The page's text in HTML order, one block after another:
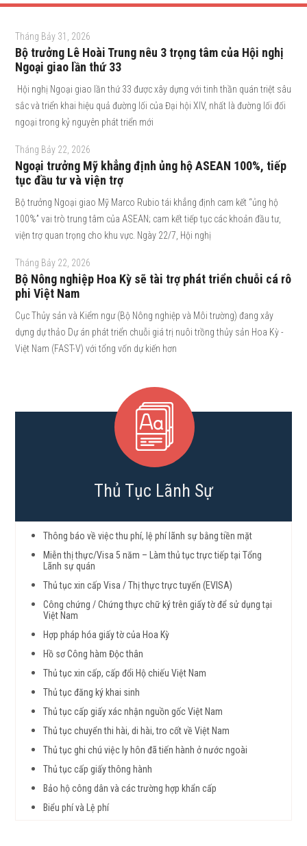
Tháng Bảy 31, 2026
Bộ trưởng Lê Hoài Trung nêu 3 trọng tâm của Hội nghị
Ngoại giao lần thứ 33
Hội nghị Ngoại giao lần thứ 33 được xây dựng với tinh thần quán triệt sâu
sắc và triển khai hiệu quả đường lối của Đại hội XIV, nhất là đường lối đối
ngoại trong kỷ nguyên phát triển mới
Tháng Bảy 22, 2026
Ngoại trưởng Mỹ khẳng định ủng hộ ASEAN 100%, tiếp
tục đầu tư và viện trợ
Bộ trưởng Ngoại giao Mỹ Marco Rubio tái khẳng định cam kết “ủng hộ
100%” vai trò trung tâm của ASEAN; cam kết tiếp tục các khoản đầu tư,
viện trợ quan trọng cho khu vực. Ngày 22/7, Hội nghị
Tháng Bảy 22, 2026
Bộ Nông nghiệp Hoa Kỳ sẽ tài trợ phát triển chuỗi cá rô
phi Việt Nam
Cục Thủy sản và Kiểm ngư (Bộ Nông nghiệp và Môi trường) đang xây
dựng dự thảo Dự án phát triển chuỗi giá trị nuôi trồng thủy sản Hoa Kỳ -
Việt Nam (FAST-V) với tổng vốn dự kiến hơn
Thủ Tục Lãnh Sự
Thông báo về việc thu phí, lệ phí lãnh sự bằng tiền mặt
Miễn thị thực/Visa 5 năm – Làm thủ tục trực tiếp tại Tổng
Lãnh sự quán
Thủ tục xin cấp Visa / Thị thực trực tuyến (EVISA)
Công chứng / Chứng thực chữ ký trên giấy tờ để sử dụng tại
Việt Nam
Hợp pháp hóa giấy tờ của Hoa Kỳ
Hồ sơ Công hàm Độc thân
Thủ tục xin cấp, cấp đổi Hộ chiếu Việt Nam
Thủ tục đăng ký khai sinh
Thủ tục cấp giấy xác nhận nguồn gốc Việt Nam
Thủ tục chuyển thi hài, di hài, tro cốt về Việt Nam
Thủ tục ghi chú việc ly hôn đã tiến hành ở nước ngoài
Thủ tục cấp giấy thông hành
Bảo hộ công dân và các trường hợp khẩn cấp
Biểu phí và Lệ phí